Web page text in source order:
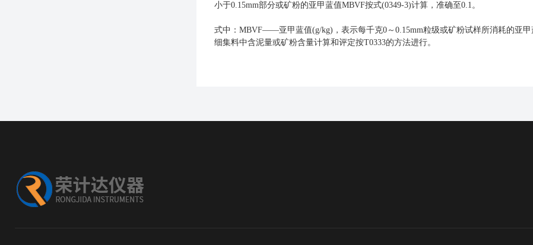
小于0.15mm部分或矿粉的亚甲蓝值MBVF按式(0349-3)计算， 准确至0.1。
式中： MBVF——亚甲蓝值(g/kg)，表示每千克0～0.15mm粒级或矿粉试样所消耗的亚
细集料中含泥量或矿粉含量计算和评定按T0333的方法进行。